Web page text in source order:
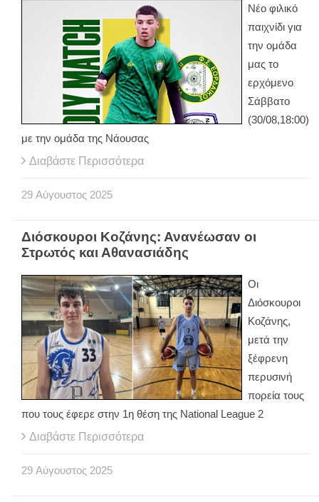
Νέο φιλικό
παιχνίδι για
την ομάδα
μας το
ερχόμενο
Σάββατο
(30/08,18:00)
με την ομάδα της Νάουσας
Διαβάστε Περισσότερα
29 Αύγουστος 2025
Διόσκουροι Κοζάνης: Ανανέωσαν οι
Στρωτός και Αθανασιάδης
Οι
Διόσκουροι
Κοζάνης,
μετά την
ξέφρενη
περυσινή
πορεία τους
που τους έφερε στην 1η θέση της National League 2
Διαβάστε Περισσότερα
29 Αύγουστος 2025